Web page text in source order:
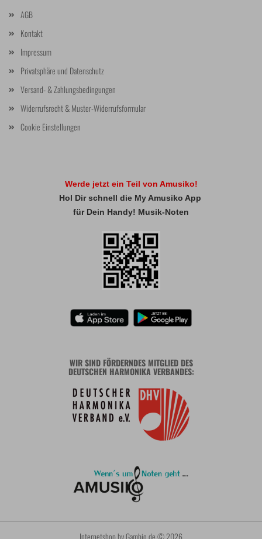
AGB
Kontakt
Impressum
Privatsphäre und Datenschutz
Versand- & Zahlungsbedingungen
Widerrufsrecht & Muster-Widerrufsformular
Cookie Einstellungen
Werde jetzt ein Teil von Amusiko!
Hol Dir schnell die My Amusiko App
für Dein Handy! Musik-Noten
WIR SIND FÖRDERNDES MITGLIED DES
DEUTSCHEN HARMONIKA VERBANDES:
Internetshop by Gambio.de © 2026